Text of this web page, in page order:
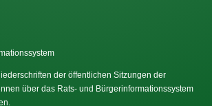
der öffentlichen Sitzungen der
über das Rats- und Bürgerinformationssystem